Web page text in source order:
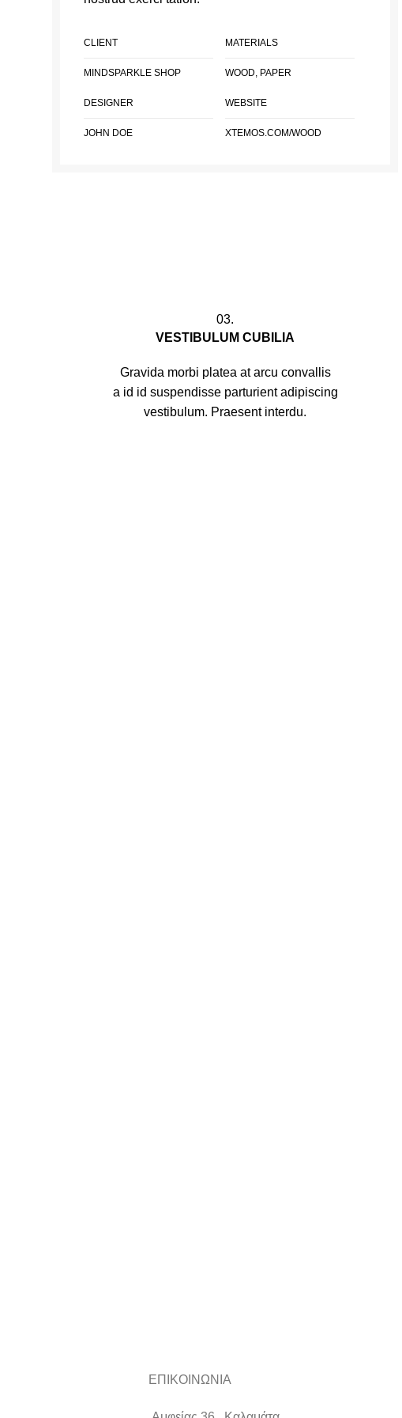
CLIENT
MINDSPARKLE SHOP
DESIGNER
JOHN DOE
MATERIALS
WOOD, PAPER
WEBSITE
XTEMOS.COM/WOOD
03.
VESTIBULUM CUBILIA
Gravida morbi platea at arcu convallis
a id id suspendisse parturient adipiscing
vestibulum. Praesent interdu.
ΕΠΙΚΟΙΝΩΝΙΑ